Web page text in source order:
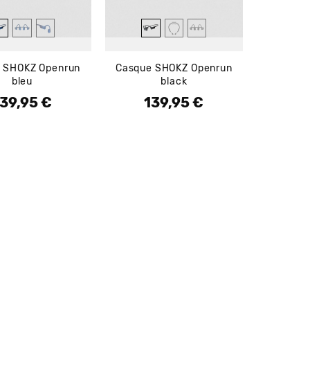
Openrun
bleu
€
Casque SHOKZ Openrun
black
Prix
139,95 €